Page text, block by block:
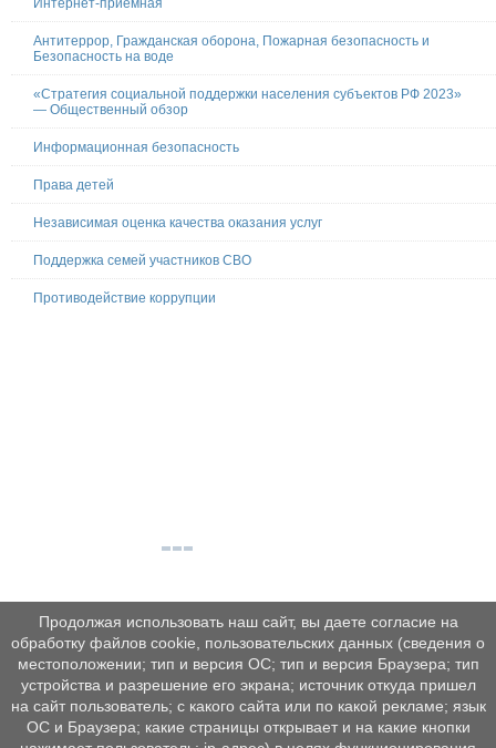
Интернет-приёмная
Антитеррор, Гражданская оборона, Пожарная безопасность и
Безопасность на воде
«Стратегия социальной поддержки населения субъектов РФ 2023»
— Общественный обзор
Информационная безопасность
Права детей
Независимая оценка качества оказания услуг
Поддержка семей участников СВО
Противодействие коррупции
Продолжая использовать наш сайт, вы даете согласие на
обработку файлов cookie, пользовательских данных (сведения о
местоположении; тип и версия ОС; тип и версия Браузера; тип
устройства и разрешение его экрана; источник откуда пришел
на сайт пользователь; с какого сайта или по какой рекламе; язык
ОС и Браузера; какие страницы открывает и на какие кнопки